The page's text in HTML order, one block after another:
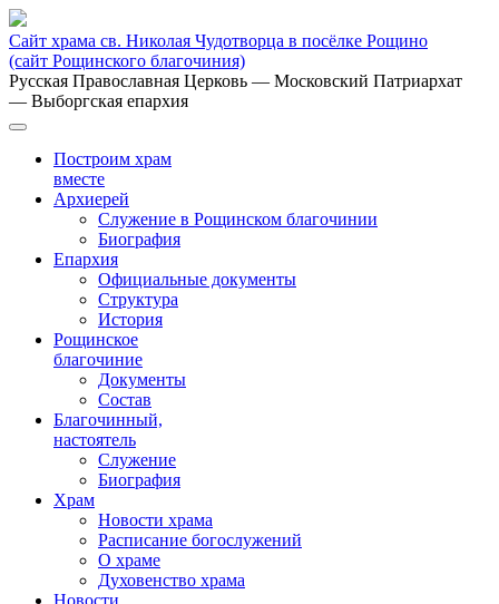
Сайт храма св. Николая Чудотворца в посёлке Рощино
(сайт Рощинского благочиния)
Русская Православная Церковь — Московский Патриархат
— Выборгская епархия
Построим храм
вместе
Архиерей
Служение в Рощинском благочинии
Биография
Епархия
Официальные документы
Структура
История
Рощинское
благочиние
Документы
Состав
Благочинный,
настоятель
Служение
Биография
Храм
Новости храма
Расписание богослужений
О храме
Духовенство храма
Новости